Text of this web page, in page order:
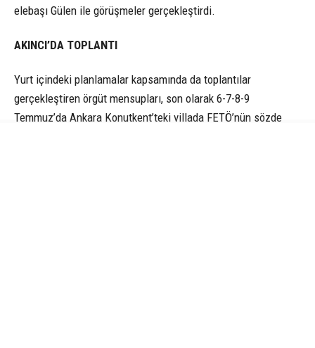
elebaşı Gülen ile görüşmeler gerçekleştirdi.
AKINCI’DA TOPLANTI
Yurt içindeki planlamalar kapsamında da toplantılar
gerçekleştiren örgüt mensupları, son olarak 6-7-8-9
Temmuz’da Ankara Konutkent’teki villada FETÖ’nün sözde